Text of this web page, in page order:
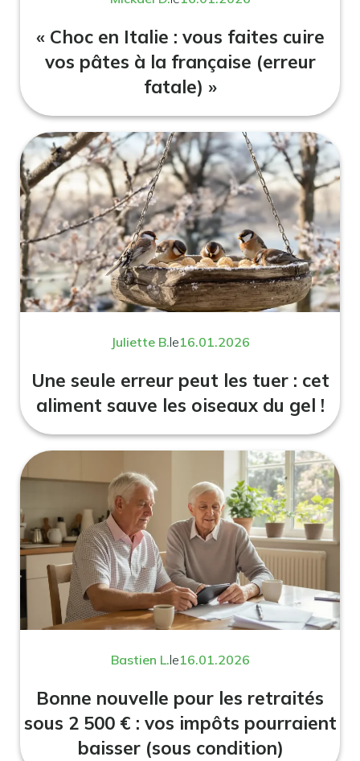
« Choc en Italie : vous faites cuire
vos pâtes à la française (erreur
fatale) »
Juliette B.le16.01.2026
Une seule erreur peut les tuer : cet
aliment sauve les oiseaux du gel !
Bastien L.le16.01.2026
Bonne nouvelle pour les retraités
sous 2 500 € : vos impôts pourraient
baisser (sous condition)